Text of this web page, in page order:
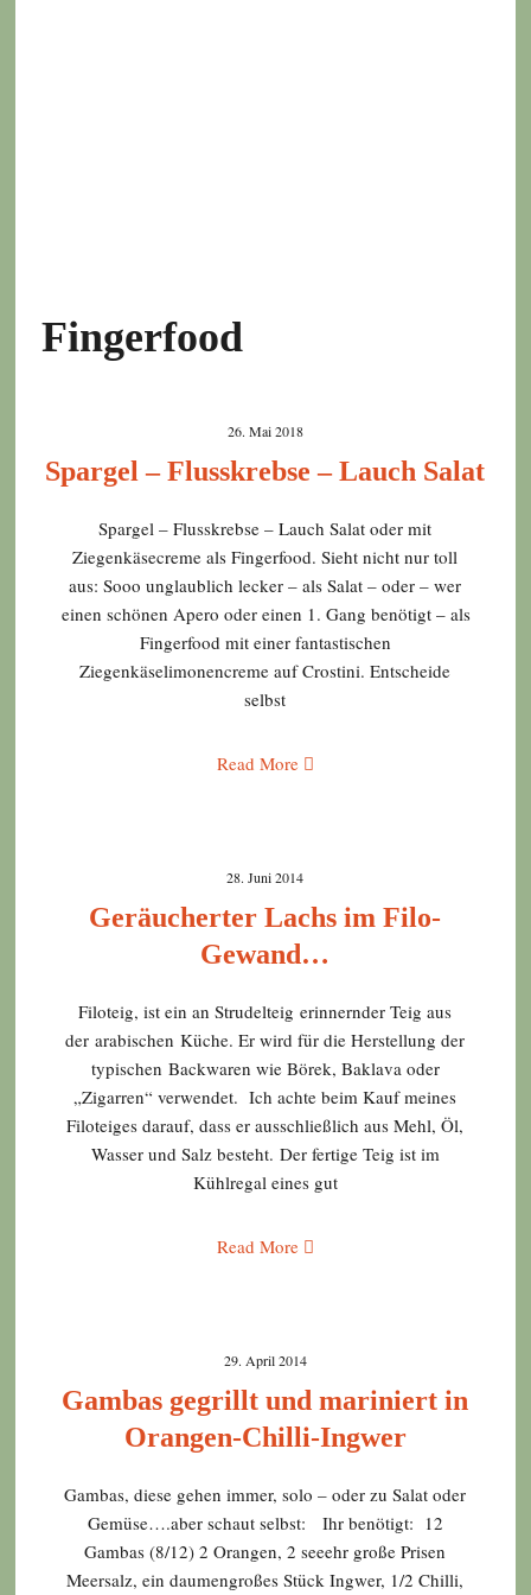
Fingerfood
26. Mai 2018
Spargel – Flusskrebse – Lauch Salat
Spargel – Flusskrebse – Lauch Salat oder mit
Ziegenkäsecreme als Fingerfood. Sieht nicht nur toll
aus: Sooo unglaublich lecker – als Salat – oder – wer
einen schönen Apero oder einen 1. Gang benötigt – als
Fingerfood mit einer fantastischen
Ziegenkäselimonencreme auf Crostini. Entscheide
selbst
Read More
28. Juni 2014
Geräucherter Lachs im Filo-
Gewand…
Filoteig, ist ein an Strudelteig erinnernder Teig aus
der arabischen Küche. Er wird für die Herstellung der
typischen Backwaren wie Börek, Baklava oder
„Zigarren“ verwendet. Ich achte beim Kauf meines
Filoteiges darauf, dass er ausschließlich aus Mehl, Öl,
Wasser und Salz besteht. Der fertige Teig ist im
Kühlregal eines gut
Read More
29. April 2014
Gambas gegrillt und mariniert in
Orangen-Chilli-Ingwer
Gambas, diese gehen immer, solo – oder zu Salat oder
Gemüse….aber schaut selbst: Ihr benötigt: 12
Gambas (8/12) 2 Orangen, 2 seeehr große Prisen
Meersalz, ein daumengroßes Stück Ingwer, 1/2 Chilli,